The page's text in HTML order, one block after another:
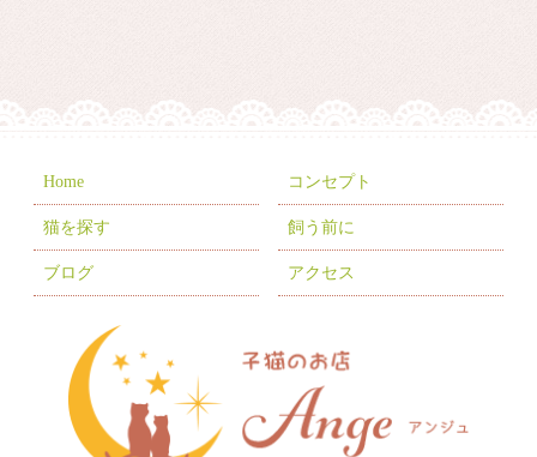
(8)
2025年10月(10)
2025年8月(3)
2025年7月(9)
(10)
2025年4月 (1)
Home コンセプト
猫を探す 飼う前に
ブログ アクセス